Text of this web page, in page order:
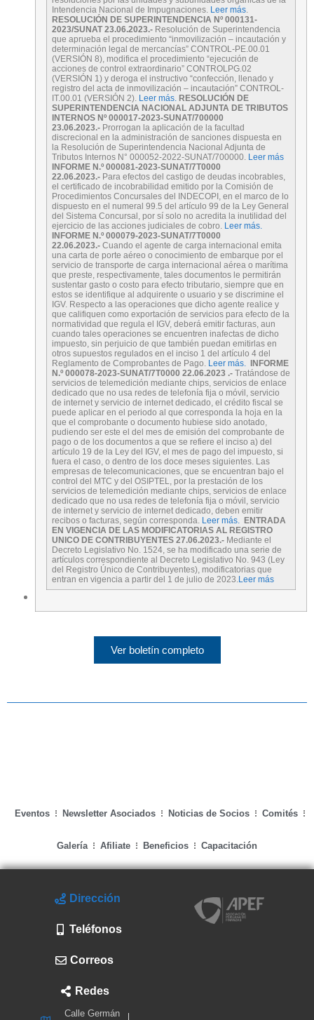
Intendencia Nacional de Impugnaciones.
Leer más
RESOLUCIÓN DE SUPERINTENDENCIA Nº 000131-
2023/SUNAT 23.06.2023.- Resolución de Superintendencia
que aprueba el procedimiento “inmovilización – incautación y
determinación legal de mercancías” CONTROL-PE.00.01
(VERSIÓN 8), modifica el procedimiento “ejecución de
acciones de control extraordinario” CONTROLPG.02
(VERSIÓN 1) y deroga el instructivo “confección, llenado y
registro del acta de inmovilización – incautación” CONTROL-
IT.00.01 (VERSIÓN 2).
Leer más.
RESOLUCIÓN DE
SUPERINTENDENCIA NACIONAL ADJUNTA DE TRIBUTOS
INTERNOS Nº 000017-2023-SUNAT/700000
23.06.2023.- Prorrogan la aplicación de la facultad
discrecional en la administración de sanciones dispuesta en
la Resolución de Superintendencia Nacional Adjunta de
Tributos Internos N° 000052-2022-SUNAT/700000.
Leer más
INFORME N.º 000081-2023-SUNAT/7T0000
22.06.2023.- Para efectos del castigo de deudas incobrables,
el certificado de incobrabilidad emitido por la Comisión de
Procedimientos Concursales del INDECOPI, en el marco de lo
dispuesto en el numeral 99.5 del artículo 99 de la Ley General
del Sistema Concursal, por sí solo no acredita la inutilidad del
ejercicio de las acciones judiciales de cobro.
Leer más.
INFORME N.º 000079-2023-SUNAT/7T0000
22.06.2023.- Cuando el agente de carga internacional emita
una carta de porte aéreo o conocimiento de embarque por el
servicio de transporte de carga internacional aérea o marítima
que preste, respectivamente, tales documentos le permitirán
sustentar gasto o costo para efecto tributario, siempre que en
estos se identifique al adquirente o usuario y se discrimine el
IGV. Respecto a las operaciones que dicho agente realice y
que califiquen como exportación de servicios para efecto de la
normatividad que regula el IGV, deberá emitir facturas, aun
cuando tales operaciones se encuentren inafectas de dicho
impuesto, sin perjuicio de que también puedan emitirlas en
otros supuestos regulados en el inciso 1 del artículo 4 del
Reglamento de Comprobantes de Pago.
Leer más.
INFORME
N.º 000078-2023-SUNAT/7T0000 22.06.2023 .- Tratándose de
servicios de telemedición mediante chips, servicios de enlace
dedicado que no usa redes de telefonía fija o móvil, servicio
de internet y servicio de internet dedicado, el crédito fiscal se
puede aplicar en el periodo al que corresponda la hoja en la
que el comprobante o documento hubiese sido anotado,
pudiendo ser este el del mes de emisión del comprobante de
pago o de los documentos a que se refiere el inciso a) del
artículo 19 de la Ley del IGV, el mes de pago del impuesto, si
fuera el caso, o dentro de los doce meses siguientes. Las
empresas de telecomunicaciones, que se encuentran bajo el
control del MTC y del OSIPTEL, por la prestación de los
servicios de telemedición mediante chips, servicios de enlace
dedicado que no usa redes de telefonía fija o móvil, servicio
de internet y servicio de internet dedicado, deben emitir
recibos o facturas, según corresponda.
Leer más.
ENTRADA
EN VIGENCIA DE LAS MODIFICATORIAS AL REGISTRO
UNICO DE CONTRIBUYENTES 27.06.2023.- Mediante el
Decreto Legislativo No. 1524, se ha modificado una serie de
artículos correspondiente al Decreto Legislativo No. 943 (Ley
del Registro Único de Contribuyentes), modificatorias que
entran en vigencia a partir del 1 de julio de 2023.
Leer más
Ver boletín completo
Eventos Newsletter Asociados Noticias de Socios Comités
Galería Afiliate Beneficios Capacitación
Dirección
Teléfonos
Correos
Redes
Calle Germán